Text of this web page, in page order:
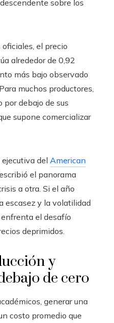
sobre los
el precio
alrededor de 0,92
más bajo observado
muchos productores,
por debajo de sus
supone comercializar
del American
el panorama
a otra. Si el año
escasez y la volatilidad
el desafío
deprimidos.
y
de cero
generar una
costo promedio que